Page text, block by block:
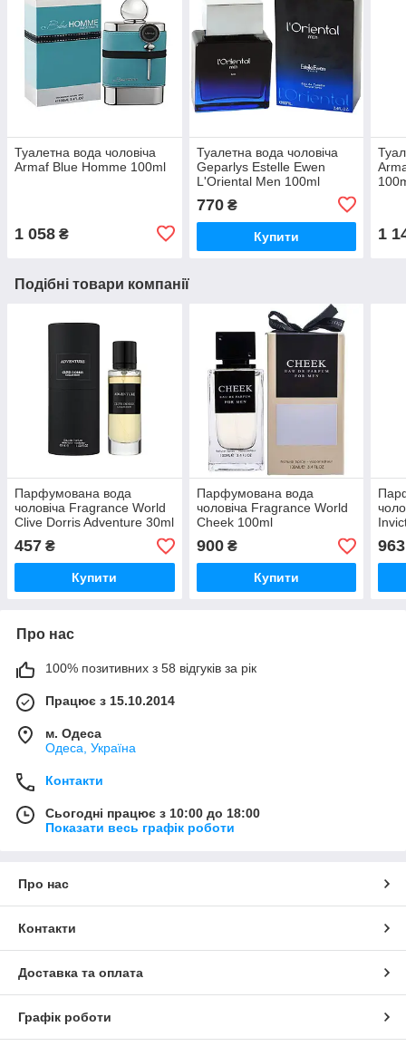
Туалетна вода чоловіча
Armaf Blue Homme 100ml
1 058 ₴
Туалетна вода чоловіча
Geparlys Estelle Ewen
L'Oriental Men 100ml
770₴
Купити 1
Подібні товари компанії
Парфумована вода
чоловіча Fragrance World
Clive Dorris Adventure 30ml
457 ₴
Купити
Парфумована вода
чоловіча Fragrance World
Cheek 100ml
900₴
Купити
963
Про нас
100% позитивних з 58 відгуків за рік
Працює з 15.10.2014
м. Одеса
Одеса, Україна
Контакти
Сьогодні працює з 10:00 до 18:00
Показати весь графік роботи
Про нас
Контакти
Доставка та оплата
Графік роботи